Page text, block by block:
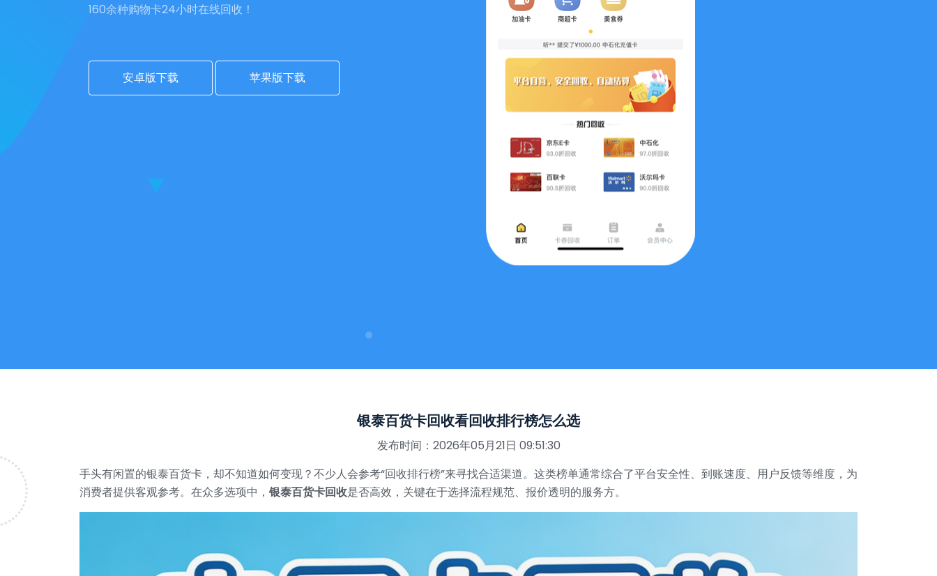
160余种购物卡24小时在线回收！
安卓版下载 苹果版下载
银泰百货卡回收看回收排行榜怎么选
发布时间：2026年05月21日 09:51:30
手头有闲置的银泰百货卡，却不知道如何变现？不少人会参考“回收排行榜”来寻找合适渠道。这类榜单通常综合了平台安全性、到账速度、用户反馈等维度，为
消费者提供客观参考。在众多选项中， 银泰百货卡回收是否高效，关键在于选择流程规范、报价透明的服务方。